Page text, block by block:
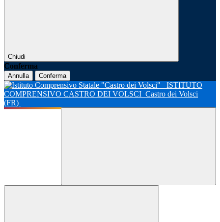
Chiudi
Conferma
Annulla Conferma
ISTITUTO
COMPRENSIVO CASTRO DEI VOLSCI Castro dei Volsci
(FR)